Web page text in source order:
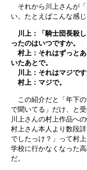
それから川上さんが
い。たとえばこんな感じ
川上：「騎士団長殺
ったのはいつですか。
村上：それはずっと
いたあとで。
川上：それはマジです
村上：マジで。
この紹介だと「年下
で聞いてる」だけ、と
川上さんの村上作品へ
村上さん本人より数段
でしたっけ？」って村
学校に行かなくなった
だ。